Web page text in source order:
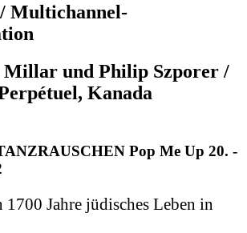
Multichannel-
Millar und Philip Szporer /
Kanada
Pop Me Up 20. -
Jahre jüdisches Leben in